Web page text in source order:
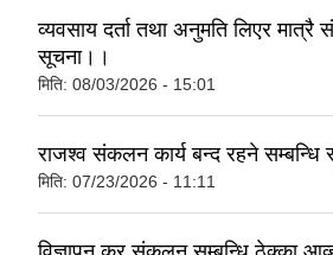
व्यवसाय दर्ता तथा अनुमति लिएर मात्रै
सूचना।।
मिति: 08/03/2026 - 15:01
राजश्व संकलन कार्य बन्द रहने सम्बन्धि
मिति: 07/23/2026 - 11:11